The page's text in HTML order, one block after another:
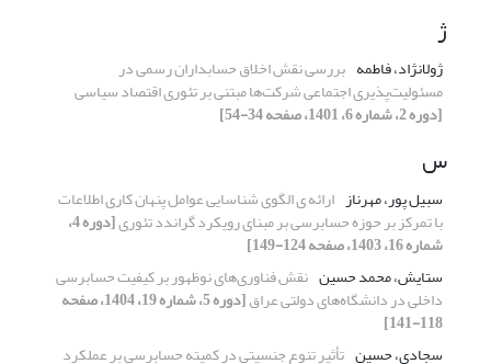
ژ
ژولانژاد، فاطمه بررسی نقش اخلاق حسابداران رسمی در
مسئولیت‌پذیری اجتماعی شرکت‌ها مبتنی بر تئوری اقتصاد سیاسی
[دوره 2، شماره 6، 1401، صفحه 34-54]
س
سبیل پور، مهرناز ارائه ی الگوی شناسایی عوامل پنهان کاری اطلاعات
با تمرکز بر حوزه حسابرسی بر مبنای رویکرد گراندد تئوری [دوره 4،
شماره 16، 1403، صفحه 124-149]
ستایش، محمد حسین نقش فناورى‌هاى نوظهور بر کیفیت حسابرسی
داخلی در دانشگاه‌های دولتی عراق [دوره 5، شماره 19، 1404، صفحه
118-141]
سجادی، حسین تأثیر تنوع جنسیتی در کمیته حسابرسی بر عملکرد